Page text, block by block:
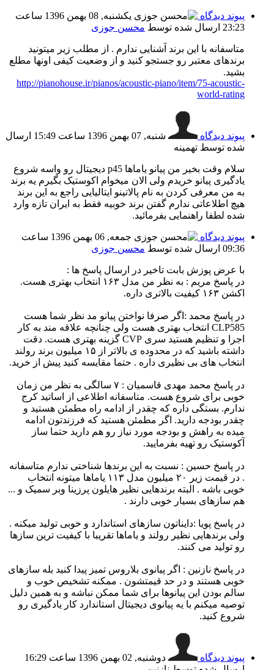
پیوند دیدگاه
یکشنبه, 08 بهمن 1396 ساعت
23:23 ارسال شده توسط محسن جوزی
متاسفانه با این برند آشنایی ندارم . از مطلب زیر میتونید
برندهای معتبر رو جستجو کنید و از وضعیت کیفی اونها مطلع
بشید.
http://pianohouse.ir/pianos/acoustic-piano/item/75-acoustic-
world-rating
پیوند دیدگاه شنبه, 07 بهمن 1396 ساعت 15:49
ارسال
شده توسط تهمینه
سلام وقت بخیر من پیانو یاماها p45 دیجیتال رو واسه شروع
یادگیری پیانو خریدم ولی الان میخوام اکوستیک بگیرم یه برند
به من معرفی کردن به نام پالاتینو ایتالیایی راجع به این برند
هیچ اطلاعاتی ندارم گفتن برند خوبیه فقط به ایران تازه وارد
شده لطفا راهنمایی بفرمائید.
پیوند دیدگاه
جمعه, 06 بهمن 1396 ساعت
09:36 ارسال شده توسط محسن جوزی
با عرض پوزش بابت تاخیر در ارسال پاسخ ها :‌
در پاسخ مریم :‌ به نظر من مدل ۱۶۳ انتخاب بهتری هست.
اکشن ۱۶۳ کیفیت بالاتری داره.
در پاسخ محمد :‌اگر صرفا نواختن پیانو مد نظر شما هست
CLP585 انتخاب بهتری هست ولی چنانچه علاقه مند به کار
اجرا و تنظیم هستید سری CVP گزینه بهتری هست. دقت
داشته باشید که در محدوده ی بالاتر از ۱۵ میلیون برند رولند
انتخاب های بی نظیری داره . حتما مقایسه کنید پیش از خرید.
در پاسخ محمد مهدی قاسمیان : ۷ سالگی به نظر من زمان
خوبی برای شروع هست. متاسفانه اطلاعی از اساتید کرج
ندارم. بستگی داره که چقدر از ادامه راه مطمئن هستید و
چقدر بودجه دارید. اگر مطمئن هستید که فرزندتون ادامه
میده به راهش و بودجه مورد نیاز رو هم دارید حتما ساز
آکوستیک رو تهیه بفرمایید.
در پاسخ حسین :‌ نسبت به این برندها شناختی ندارم متاسفانه
. در قیمت زیر ۲۰ میلیون مدل ۱۱۳ یاماها میتونه انتخاب
خوبی باشه . البته برندهایی نظیر هایلون پرزینا وبر سمیک و ...
هم سازهای بسیار خوبی دارند .
در پاسخ پویا :‌دایناتون سازهای استاندارد و خوبی تولید میکنه .
ولی برندهایی نظیر رولند و یاماها تقریبا با کیفیت ترین سازها
رو تولید می کنند.
در پاسخ نازنین :‌ اگر پیانوی بلاروس تمیز پیدا کنید بله سازهای
خوبی هستند و در حد قیمتشون . ممکنه تشخیص خوب و
سالم بودن این پیانوها برای شما ممکن نباشه و به همین دلیل
توصیه میکنم با یه پیانوی دیجیتال استاندارد کار یادگیری رو
شروع کنید.
پیوند دیدگاه
دوشنبه, 02 بهمن 1396 ساعت 16:29